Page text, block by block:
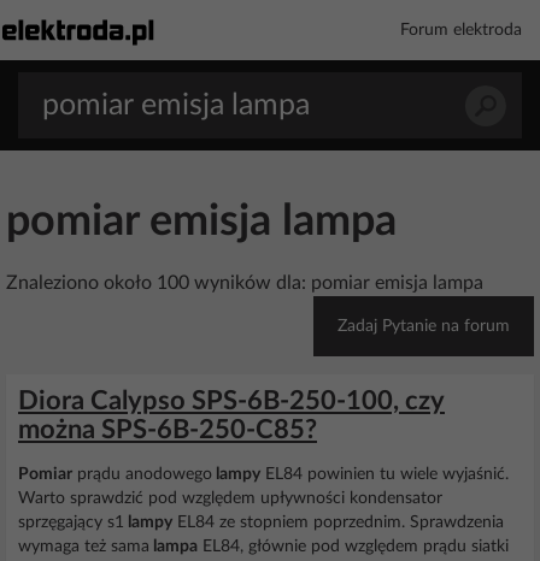
Forum elektroda
pomiar emisja lampa
Znaleziono około 100 wyników dla: pomiar emisja lampa
Zadaj Pytanie na forum
Diora Calypso SPS-6B-250-100, czy
można SPS-6B-250-C85?
Pomiar prądu anodowego lampy EL84 powinien tu wiele wyjaśnić.
Warto sprawdzić pod względem upływności kondensator
sprzęgający s1 lampy EL84 ze stopniem poprzednim. Sprawdzenia
wymaga też sama lampa EL84, głównie pod względem prądu siatki